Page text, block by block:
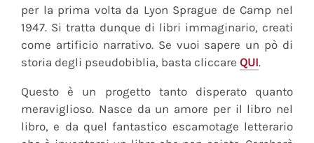
per la prima volta da Lyon Sprague de Camp nel
1947. Si tratta dunque di libri immaginario, creati
come artificio narrativo. Se vuoi sapere un pò di
storia degli pseudobiblia, basta cliccare QUI.
Questo è un progetto tanto disperato quanto
meraviglioso. Nasce da un amore per il libro nel
libro, e da quel fantastico escamotage letterario